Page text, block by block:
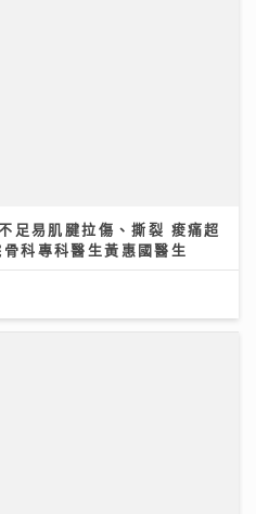
足易肌腱拉傷、撕裂 痠痛超
科專科醫生黃惠國醫生